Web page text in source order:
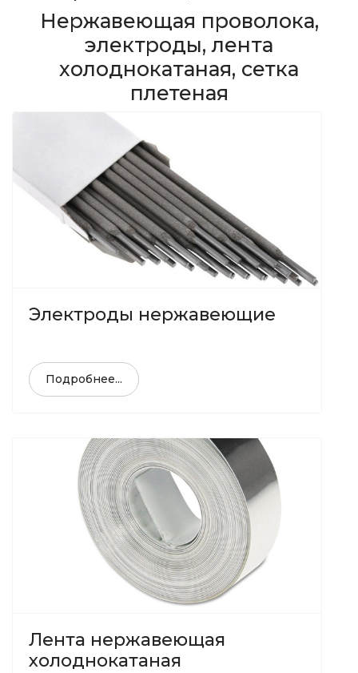
Нержавеющая проволока,
электроды, лента
холоднокатаная, сетка
плетеная
Электроды нержавеющие
Подробнее...
Лента нержавеющая
холоднокатаная